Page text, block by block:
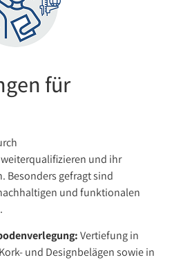
für
weiterqualifizieren und ihr
Besonders gefragt sind
und funktionalen
Vertiefung in
und Designbelägen sowie in